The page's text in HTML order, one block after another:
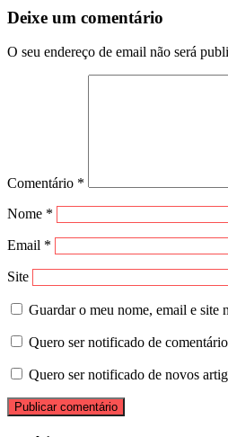
Deixe um comentário
O seu endereço de email não será
Comentário *
Nome *
Email *
Site
Guardar o meu nome, email e site
Quero ser notificado de
Quero ser notificado de novos